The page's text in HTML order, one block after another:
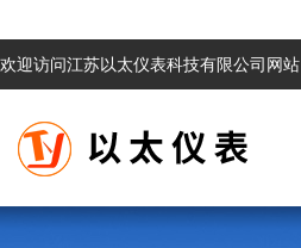
欢迎访问江苏以太仪表科技有限公司网站